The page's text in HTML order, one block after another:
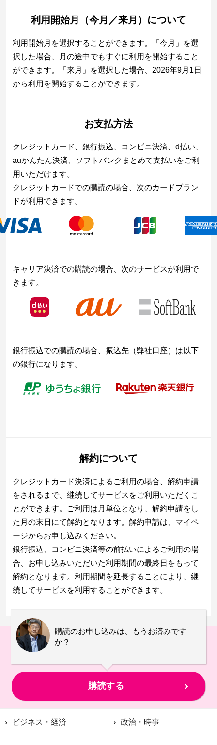
利用開始月（今月／来月）について
利用開始月を選択することができます。「今月」を選
択した場合、月の途中でもすぐに利用を開始すること
ができます。「来月」を選択した場合、2026年9月1日
から利用を開始することができます。
お支払方法
クレジットカード、銀行振込、コンビニ決済、d払い、
auかんたん決済、ソフトバンクまとめて支払いをご利
用いただけます。
クレジットカードでの購読の場合、次のカードブラン
ドが利用できます。
キャリア決済での購読の場合、次のサービスが利用で
きます。
銀行振込での購読の場合、振込先（弊社口座）は以下
の銀行になります。
解約について
クレジットカード決済によるご利用の場合、解約申請
をされるまで、継続してサービスをご利用いただくこ
とができます。ご利用は月単位となり、解約申請をし
た月の末日にて解約となります。解約申請は、 マイペ
ージからお申し込みください。
銀行振込、コンビニ決済等の前払いによるご利用の場
合、お申し込みいただいた利用期間の最終日をもって
解約となります。利用期間を延長することにより、継
続してサービスを利用することができます。
購読のお申し込みは、もうお済みです
か？
購読する
ビジネス・経済 政治・時事